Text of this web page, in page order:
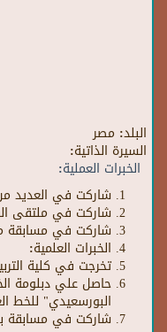
البلد: مصر
السيرة الذاتية:
الخبرات العملية:
شاركت في العديد
شاركت في ملتقى
شاركت في مسابقة
الخبرات العلمية:
تخرجت في كلية
حاصل علي دبلومة
البورسعيدي" للخط العربي
شاركت في مسابقة